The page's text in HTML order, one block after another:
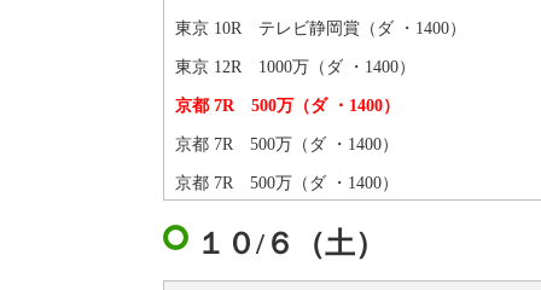
東京 10R テレビ静岡賞（ダ ・1400）
東京 12R 1000万（ダ ・1400）
京都 7R 500万（ダ ・1400）
京都 7R 500万（ダ ・1400）
京都 7R 500万（ダ ・1400）
１０/６（土）